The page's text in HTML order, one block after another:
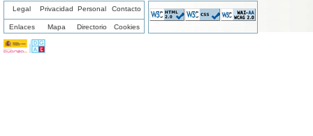
Legal Privacidad Personal Contacto
Enlaces Mapa Directorio Cookies